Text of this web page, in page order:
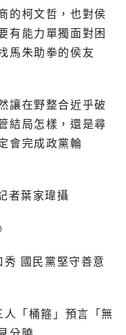
的柯文哲，也對侯
有能力單獨面對困
馬朱助拳的侯友
讓在野整合近乎破
結局怎樣，還是尋
會完成政黨輪
者葉家瑋攝
秀 國民黨堅守善意
人「桶箍」預言「無